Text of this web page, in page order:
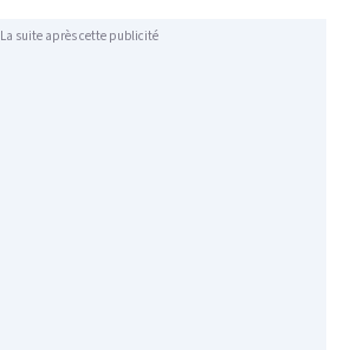
La suite après cette publicité